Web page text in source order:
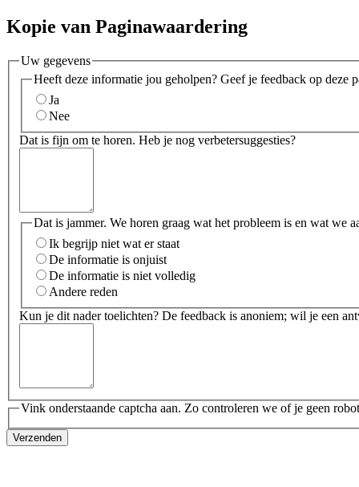
Kopie van Paginawaardering
Uw gegevens
Heeft deze informatie jou geholpen? Geef je feedback op deze
Ja
Nee
Dat is fijn om te horen. Heb je nog verbetersuggesties?
Dat is jammer. We horen graag wat het probleem is en wat we
Ik begrijp niet wat er staat
De informatie is onjuist
De informatie is niet volledig
Andere reden
Kun je dit nader toelichten? De feedback is anoniem; wil je een
Vink onderstaande captcha aan. Zo controleren we of je geen
Verzenden